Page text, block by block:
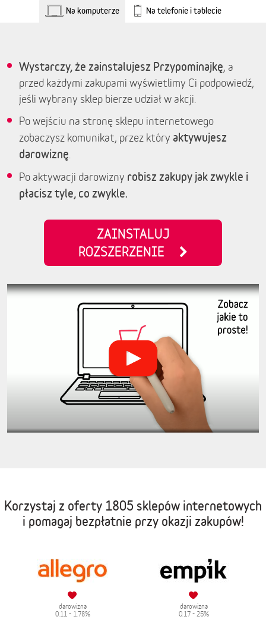
Na komputerze Na telefonie i tablecie
Wystarczy, że zainstalujesz Przypominajkę, a
przed każdymi zakupami wyświetlimy Ci podpowiedź,
jeśli wybrany sklep bierze udział w akcji.
Po wejściu na stronę sklepu internetowego
zobaczysz komunikat, przez który aktywujesz
darowiznę
Po aktywacji darowizny robisz zakupy jak zwykle i
płacisz tyle, co zwykle.
ZAINSTALUJ
ROZSZERZENIE
Korzystaj z oferty 1805 sklepów internetowych
i pomagaj bezpłatnie przy okazji zakupów!
darowizna
0.11 - 1.78%
darowizna
0.17 - 25%